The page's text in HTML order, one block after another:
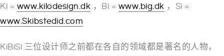
Ki = www.kilodesign.dk ，Bi = www.big.dk ，Si =
www.Skibstedid.com
KiBiSi 三位设计师之前都在各自的领域都是著名的人物，